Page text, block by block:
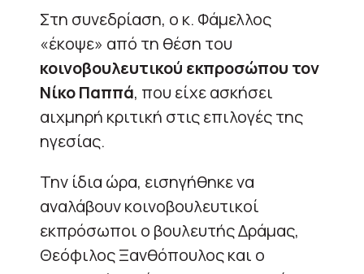
Στη συνεδρίαση, ο κ. Φάμελλος
«έκοψε» από τη θέση του
κοινοβουλευτικού εκπροσώπου τον
Νίκο Παππά, που είχε ασκήσει
αιχμηρή κριτική στις επιλογές της
ηγεσίας.
Την ίδια ώρα, εισηγήθηκε να
αναλάβουν κοινοβουλευτικοί
εκπρόσωποι ο βουλευτής Δράμας,
Θεόφιλος Ξανθόπουλος και ο